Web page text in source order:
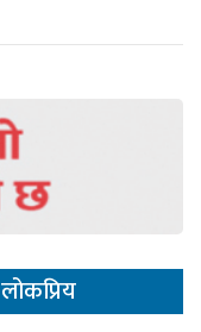
लोकप्रिय